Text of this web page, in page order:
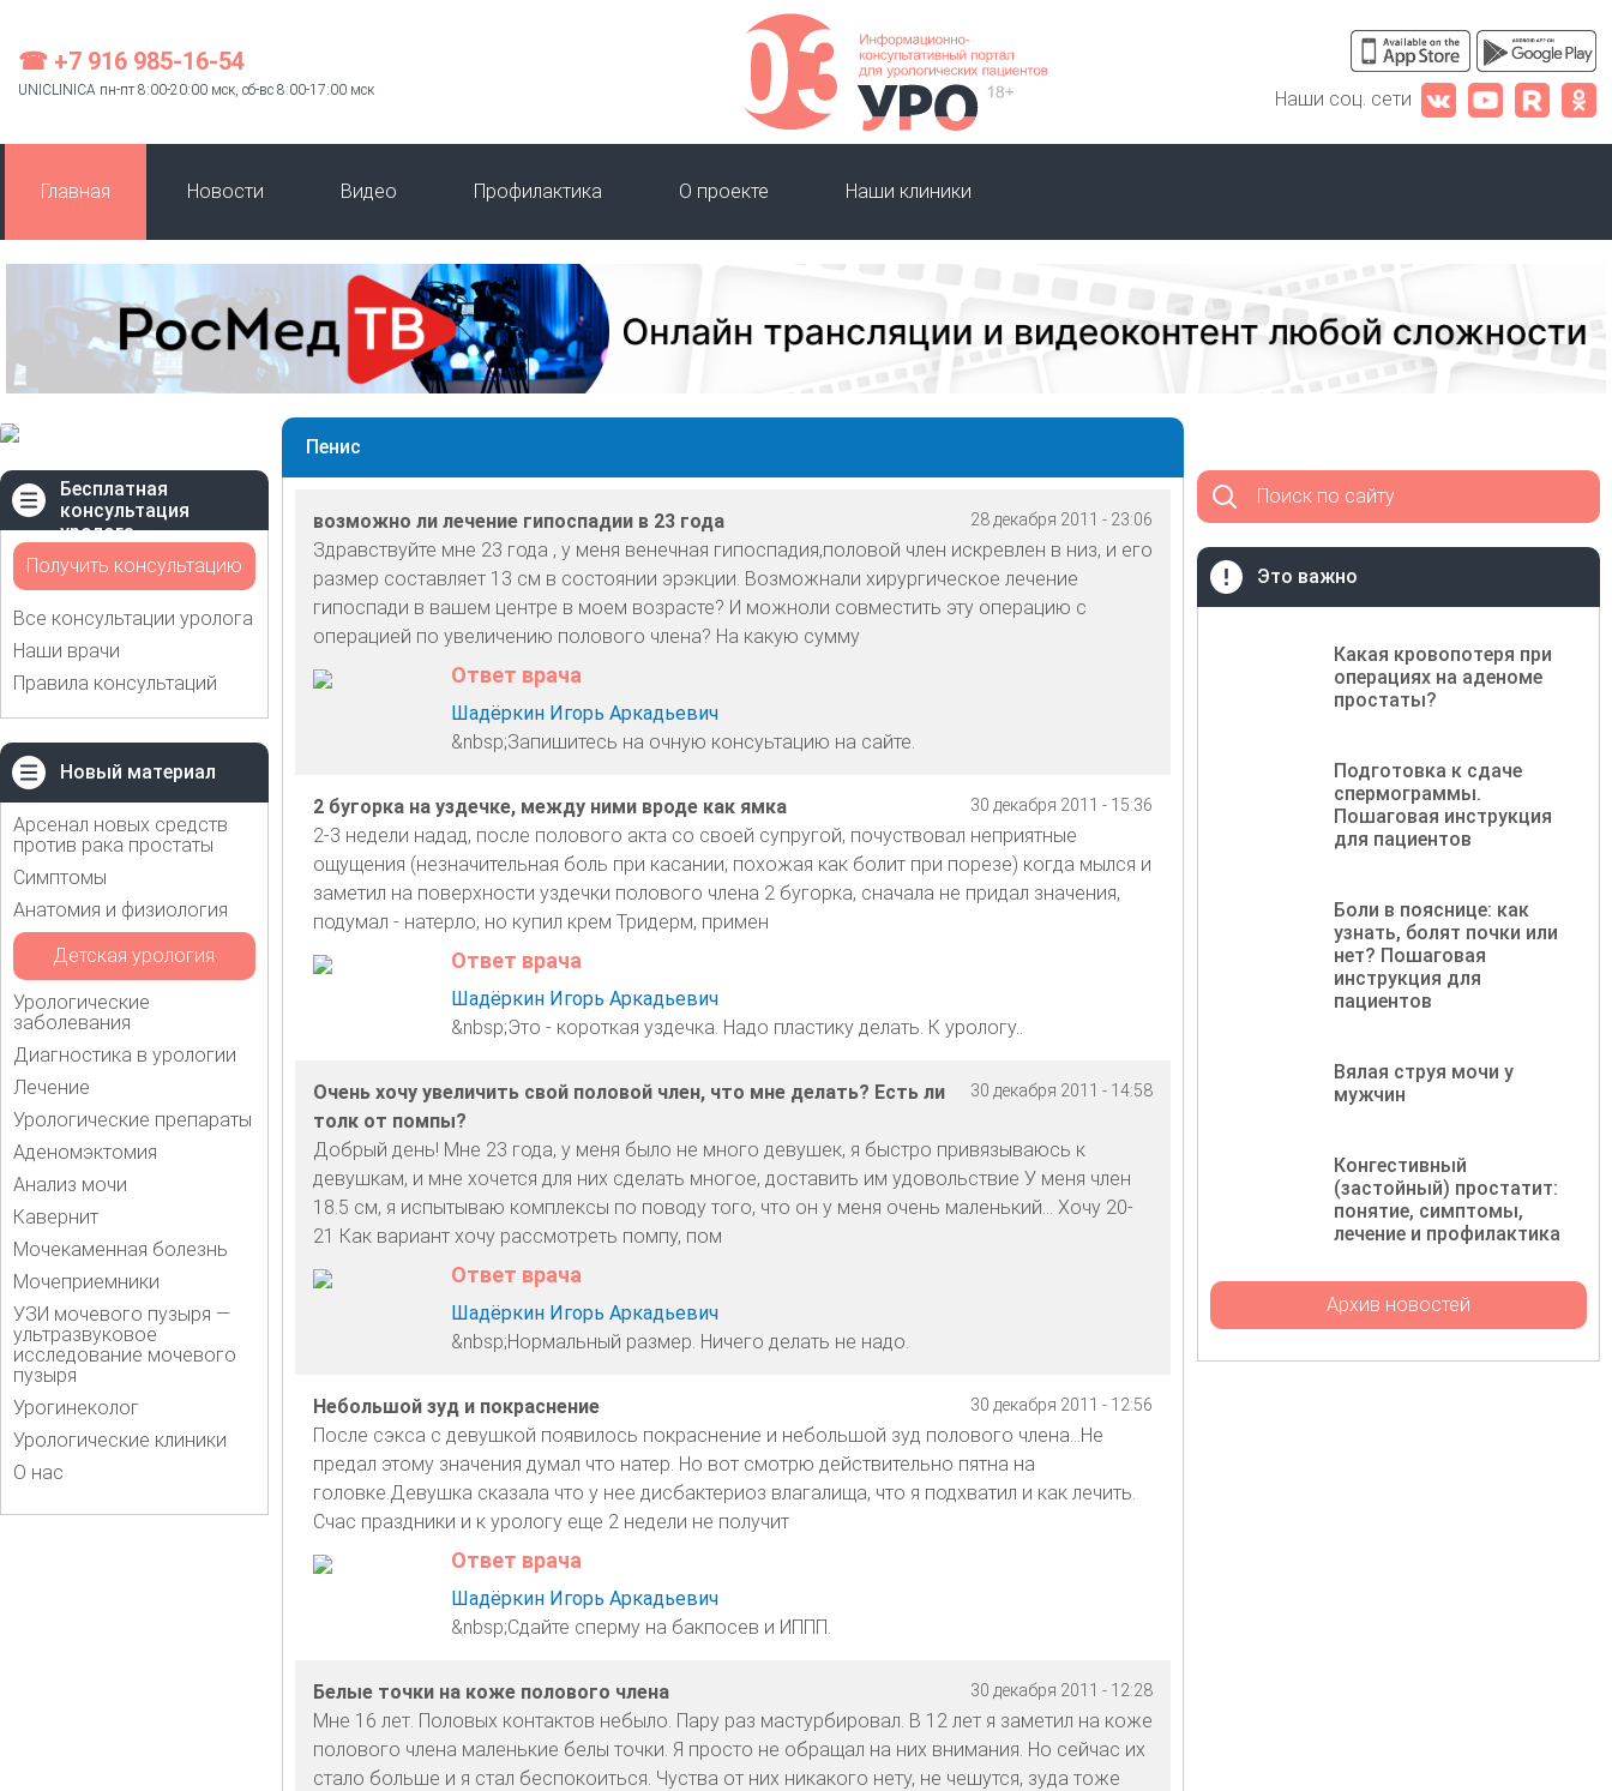
☎ +7 916 985-16-54
UNICLINICA пн-пт 8:00-20:00 мск, сб-вс 8:00-17:00 мск Наши соц. сети
Главная Новости Видео Профилактика О проекте Наши клиники
Бесплатная
консультация
уролога
Получить консультацию
Все консультации уролога
Наши врачи
Правила консультаций
Новый материал
Арсенал новых средств
против рака простаты
Симптомы
Анатомия и физиология
Детская урология
Урологические
заболевания
Диагностика в урологии
Лечение
Урологические препараты
Аденомэктомия
Анализ мочи
Кавернит
Мочекаменная болезнь
Мочеприемники
УЗИ мочевого пузыря —
ультразвуковое
исследование мочевого
пузыря
Урогинеколог
Урологические клиники
О нас
Пенис
28 декабря 2011 - 23:06
возможно ли лечение гипоспадии в 23 года
Здравствуйте мне 23 года , у меня венечная гипоспадия,половой член искревлен в низ, и его
размер составляет 13 см в состоянии эрэкции. Возможнали хирургическое лечение
гипоспади в вашем центре в моем возрасте? И можноли совместить эту операцию с
операцией по увеличению полового члена? На какую сумму
Ответ врача
Шадёркин Игорь Аркадьевич
&nbsp;Запишитесь на очную консуьтацию на сайте.
30 декабря 2011 - 15:36
2 бугорка на уздечке, между ними вроде как ямка
2-3 недели надад, после полового акта со своей супругой, почуствовал неприятные
ощущения (незначительная боль при касании, похожая как болит при порезе) когда мылся и
заметил на поверхности уздечки полового члена 2 бугорка, сначала не придал значения,
подумал - натерло, но купил крем Тридерм, примен
Ответ врача
Шадёркин Игорь Аркадьевич
&nbsp;Это - короткая уздечка. Надо пластику делать. К урологу..
30 декабря 2011 - 14:58
Очень хочу увеличить свой половой член, что мне делать? Есть ли
толк от помпы?
Добрый день! Мне 23 года, у меня было не много девушек, я быстро привязываюсь к
девушкам, и мне хочется для них сделать многое, доставить им удовольствие У меня член
18.5 см, я испытываю комплексы по поводу того, что он у меня очень маленький... Хочу 20-
21 Как вариант хочу рассмотреть помпу, пом
Ответ врача
Шадёркин Игорь Аркадьевич
&nbsp;Нормальный размер. Ничего делать не надо.
30 декабря 2011 - 12:56
Небольшой зуд и покраснение
После сэкса с девушкой появилось покраснение и небольшой зуд полового члена...Не
предал этому значения думал что натер. Но вот смотрю действительно пятна на
головке.Девушка сказала что у нее дисбактериоз влагалища, что я подхватил и как лечить.
Счас праздники и к урологу еще 2 недели не получит
Ответ врача
Шадёркин Игорь Аркадьевич
&nbsp;Сдайте сперму на бакпосев и ИППП.
30 декабря 2011 - 12:28
Белые точки на коже полового члена
Мне 16 лет. Половых контактов небыло. Пару раз мастурбировал. В 12 лет я заметил на коже
полового члена маленькие белы точки. Я просто не обращал на них внимания. Но сейчас их
стало больше и я стал беспокоиться. Чуства от них никакого нету, не чешутся, зуда тоже
Поиск по сайту
Это важно
Какая кровопотеря при
операциях на аденоме
простаты?
Подготовка к сдаче
спермограммы.
Пошаговая инструкция
для пациентов
Боли в пояснице: как
узнать, болят почки или
нет? Пошаговая
инструкция для
пациентов
Вялая струя мочи у
мужчин
Конгестивный
(застойный) простатит:
понятие, симптомы,
лечение и профилактика
Архив новостей